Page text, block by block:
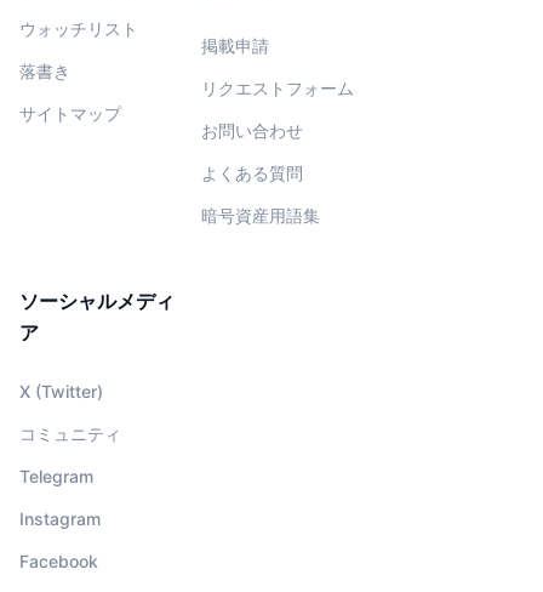
ウォッチリスト
落書き
サイトマップ
掲載申請
リクエストフォーム
お問い合わせ
よくある質問
暗号資産用語集
ソーシャルメディ
ア
X (Twitter)
コミュニティ
Telegram
Instagram
Facebook